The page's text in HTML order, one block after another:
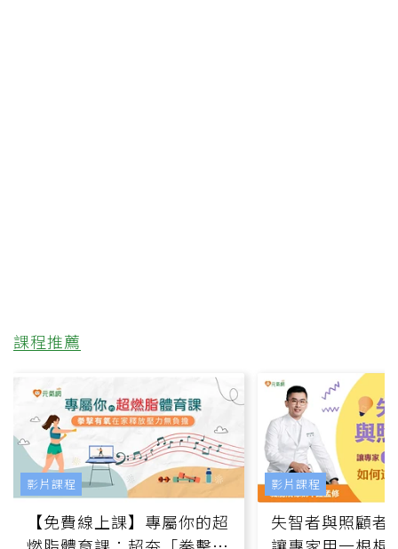
課程推薦
【免費線上課】專屬你的超
影片課程
失智者與照顧者
影片課程